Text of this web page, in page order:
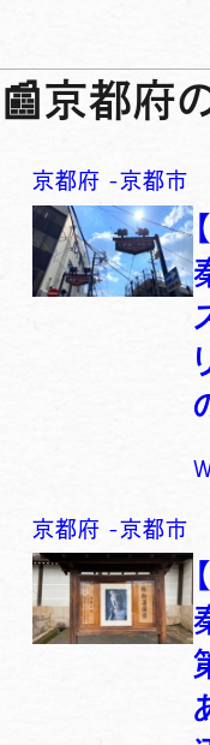
📰京都府
京都府 -京都市
京都府 -京都市